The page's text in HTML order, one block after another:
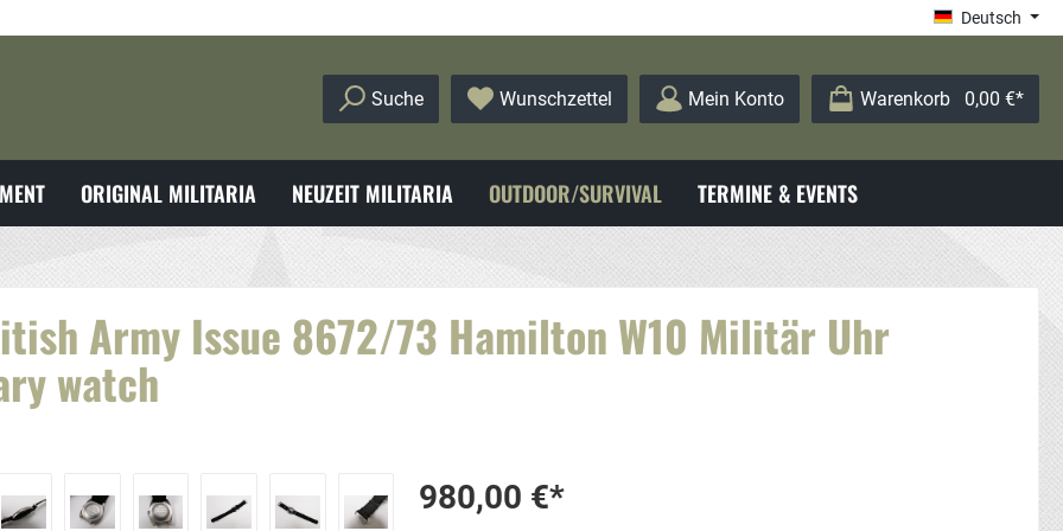
Deutsch
Suche Wunschzettel Mein Konto Warenkorb 0,00 €*
ORIGINAL MILITARIA NEUZEIT MILITARIA OUTDOOR/SURVIVAL TERMINE & EVENTS
Army Issue 8672/73 Hamilton W10 Militär Uhr
watch
980,00 €*